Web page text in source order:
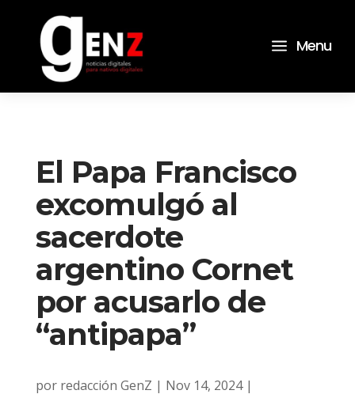
a Menu
El Papa Francisco
excomulgó al
sacerdote
argentino Cornet
por acusarlo de
“antipapa”
por redacción GenZ | Nov 14, 2024|